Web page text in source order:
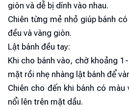
giòn và dễ bị dính vào nhau.
Chiên từng mẻ nhỏ giúp bánh
đều và vàng giòn.
Lật bánh đều tay:
Khi cho bánh vào, chờ khoảng
mặt rồi nhẹ nhàng lật bánh để
Chiên cho đến khi bánh có
nổi lên trên mặt dầu.